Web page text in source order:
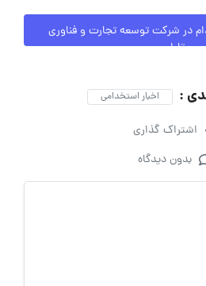
در شرکت توسعه تجارت و فناوری
تارا
: اخبار استخدامی
اشتراک گذاری
بدون دیدگاه